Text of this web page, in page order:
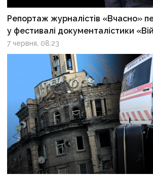
Репортаж журналістів «Вчасно»
у фестивалі документалістики
7 червня, 08:23